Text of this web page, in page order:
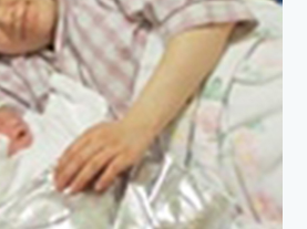
励の言葉が飛び交います。昨年は
から花束が贈呈されましたが、
のはさ
！ 2年目研修医